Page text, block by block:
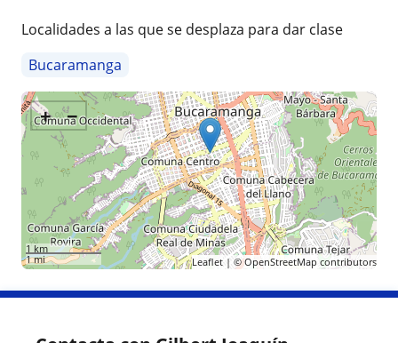
Localidades a las que se desplaza para dar clase
Bucaramanga
+ −
1 km
1 mi
Leaflet| ©OpenStreetMap contributors